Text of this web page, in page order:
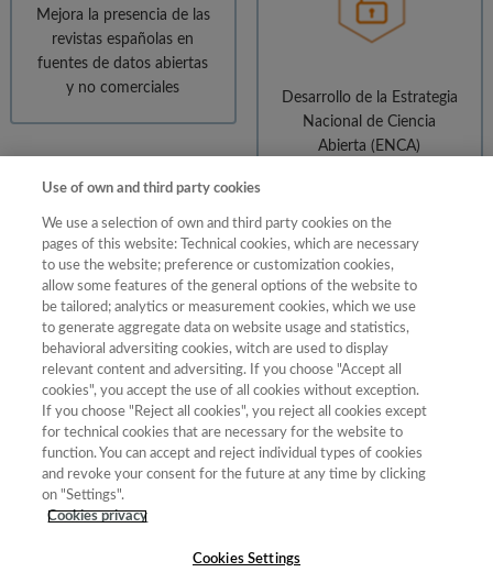
Mejora la presencia de las
revistas españolas en
fuentes de datos abiertas
y no comerciales
Desarrollo de la Estrategia
Nacional de Ciencia
Abierta (ENCA)
CONSULTORÍA
Implantación de las
mejores prácticas en
edición de revistas
científicas
FORMACIÓN
Formación en el uso de
OJS
Use of own and third party cookies
We use a selection of own and third party cookies on the
pages of this website: Technical cookies, which are necessary
to use the website; preference or customization cookies,
allow some features of the general options of the website to
be tailored; analytics or measurement cookies, which we use
to generate aggregate data on website usage and statistics,
behavioral adversiting cookies, witch are used to display
relevant content and adversiting. If you choose "Accept all
cookies", you accept the use of all cookies without exception.
If you choose "Reject all cookies", you reject all cookies except
for technical cookies that are necessary for the website to
function. You can accept and reject individual types of cookies
and revoke your consent for the future at any time by clicking
on "Settings".
Cookies privacy
Cookies Settings